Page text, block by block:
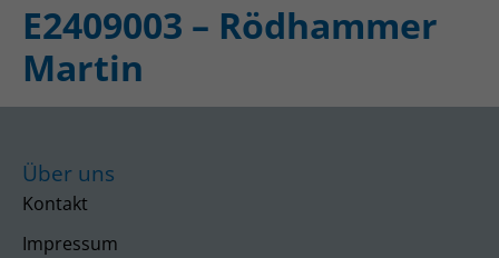
E2409003 – Rödhammer
Martin
Über uns
Kontakt
Impressum